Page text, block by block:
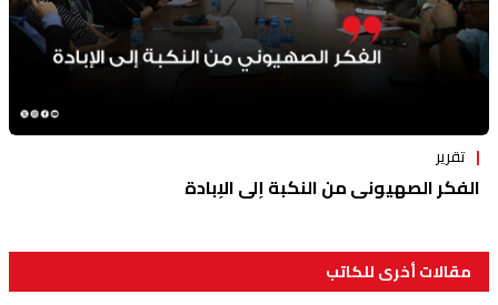
تقرير
الفكر الصهيوني من النكبة إلى الإبادة
مقالات أخرى للكاتب